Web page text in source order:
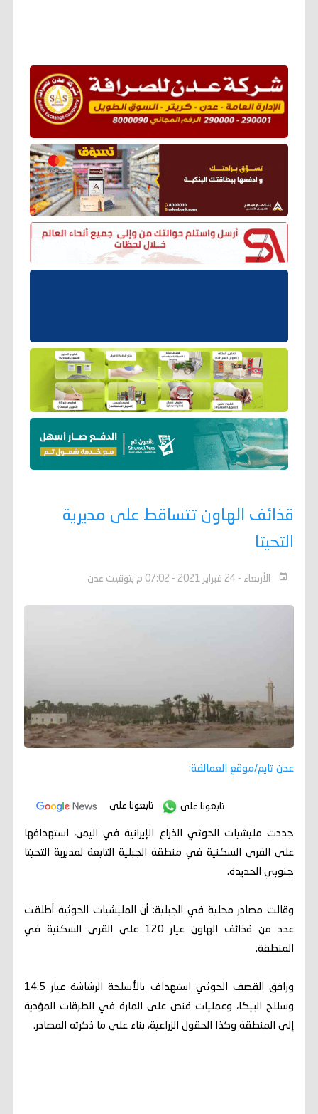
قذائف الهاون تتساقط على مديرية
التحيتا
الأربعاء - 24 فبراير 2021 - 07:02 م بتوقيت عدن
عدن تايم/موقع العمالقة:
تابعونا على تابعونا على
جددت مليشيات الحوثي الذراع الإيرانية في اليمن، استهدافها
على القرى السكنية في منطقة الجبلية التابعة لمديرية التحيتا
جنوبي الحديدة.
وقالت مصادر محلية في الجبلية: أن المليشيات الحوثية أطلقت
عدد من قذائف الهاون عيار 120 على القرى السكنية في
المنطقة.
ورافق القصف الحوثي استهداف بالأسلحة الرشاشة عيار 14.5
وسلاح البيكا، وعمليات قنص على المارة في الطرقات المؤدية
إلى المنطقة وكذا الحقول الزراعية، بناء على ما ذكرته المصادر.